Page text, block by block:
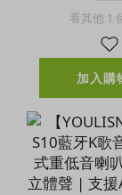
看其他 1
加入購